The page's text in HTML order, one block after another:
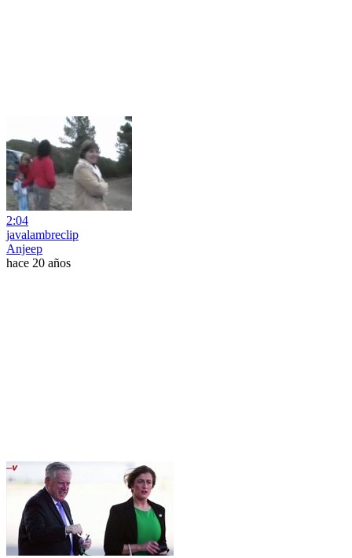
2:04
javalambreclip
Anjeep
hace 20 años